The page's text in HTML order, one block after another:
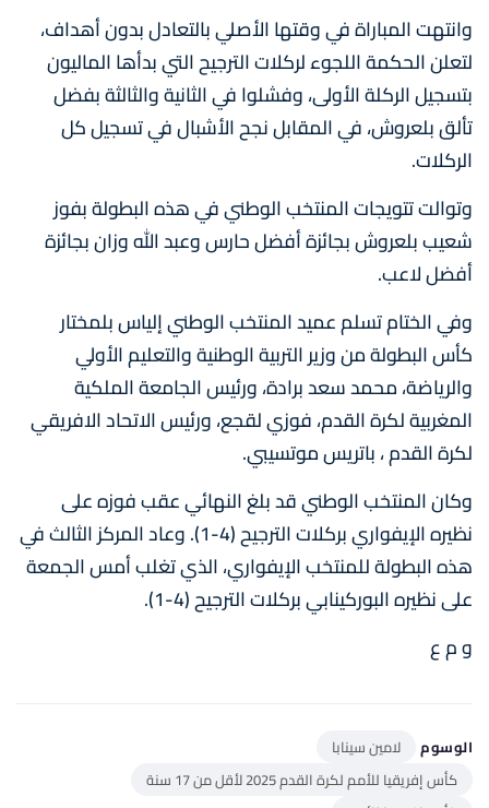
وانتهت المباراة في وقتها الأصلي بالتعادل بدون أهداف،
لتعلن الحكمة اللجوء لركلات الترجيح التي بدأها الماليون
بتسجيل الركلة الأولى، وفشلوا في الثانية والثالثة بفضل
تألق بلعروش، في المقابل نجح الأشبال في تسجيل كل
الركلات.
وتوالت تتويجات المنتخب الوطني في هذه البطولة بفوز
شعيب بلعروش بجائزة أفضل حارس وعبد الله وزان بجائزة
أفضل لاعب.
وفي الختام تسلم عميد المنتخب الوطني إلياس بلمختار
كأس البطولة من وزير التربية الوطنية والتعليم الأولي
والرياضة، محمد سعد برادة، ورئيس الجامعة الملكية
المغربية لكرة القدم، فوزي لقجع، ورئيس الاتحاد الافريقي
لكرة القدم ، باتريس موتسيبي.
وكان المنتخب الوطني قد بلغ النهائي عقب فوزه على
نظيره الإيفواري بركلات الترجيح (4-1). وعاد المركز الثالث في
هذه البطولة للمنتخب الإيفواري، الذي تغلب أمس الجمعة
على نظيره البوركينابي بركلات الترجيح (4-1).
و م ع
الوسوم
لامين سينابا
كأس إفريقيا للأمم لكرة القدم 2025 لأقل من 17 سنة